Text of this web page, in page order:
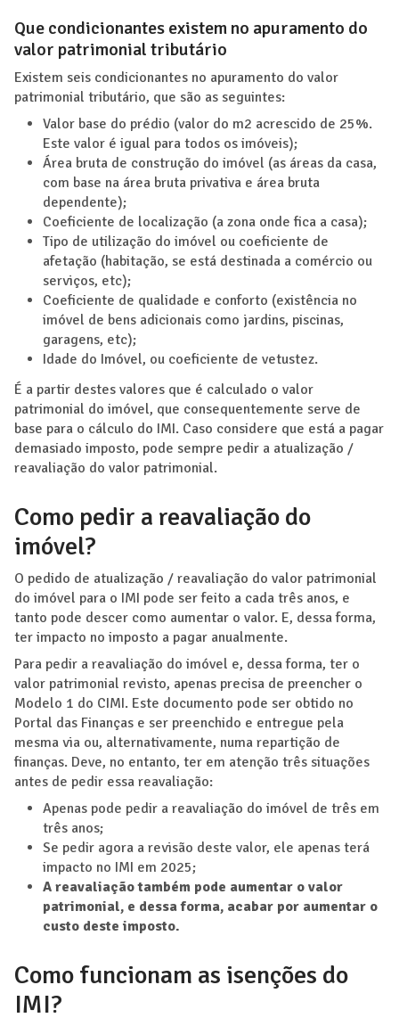
Que condicionantes existem no apuramento do
valor patrimonial tributário
Existem seis condicionantes no apuramento do valor
patrimonial tributário, que são as seguintes:
Valor base do prédio (valor do m2 acrescido de 25%.
Este valor é igual para todos os imóveis);
Área bruta de construção do imóvel (as áreas da casa,
com base na área bruta privativa e área bruta
dependente);
Coeficiente de localização (a zona onde fica a casa);
Tipo de utilização do imóvel ou coeficiente de
afetação (habitação, se está destinada a comércio ou
serviços, etc);
Coeficiente de qualidade e conforto (existência no
imóvel de bens adicionais como jardins, piscinas,
garagens, etc);
Idade do Imóvel, ou coeficiente de vetustez.
É a partir destes valores que é calculado o valor
patrimonial do imóvel, que consequentemente serve de
base para o cálculo do IMI. Caso considere que está a pagar
demasiado imposto, pode sempre pedir a atualização /
reavaliação do valor patrimonial.
Como pedir a reavaliação do
imóvel?
O pedido de atualização / reavaliação do valor patrimonial
do imóvel para o IMI pode ser feito a cada três anos, e
tanto pode descer como aumentar o valor. E, dessa forma,
ter impacto no imposto a pagar anualmente.
Para pedir a reavaliação do imóvel e, dessa forma, ter o
valor patrimonial revisto, apenas precisa de preencher o
Modelo 1 do CIMI. Este documento pode ser obtido no
Portal das Finanças e ser preenchido e entregue pela
mesma via ou, alternativamente, numa repartição de
finanças. Deve, no entanto, ter em atenção três situações
antes de pedir essa reavaliação:
Apenas pode pedir a reavaliação do imóvel de três em
três anos;
Se pedir agora a revisão deste valor, ele apenas terá
impacto no IMI em 2025;
A reavaliação também pode aumentar o valor
patrimonial, e dessa forma, acabar por aumentar o
custo deste imposto.
Como funcionam as isenções do
IMI?